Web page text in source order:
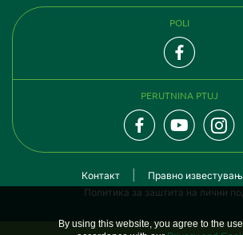
POLI
PERUTNINA PTUJ
Контакт
Правно
Политика за заштита на лични
By using this website, you agree to the